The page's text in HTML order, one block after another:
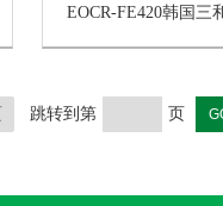
跳转到第 页